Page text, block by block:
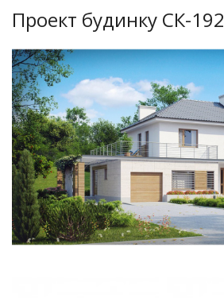
Проект будинку СК-192